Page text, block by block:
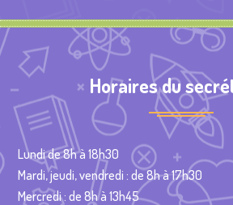
Horaires du
Lundi de 8h à 18h30
Mardi, jeudi, vendredi : de 8h à 17h30
Mercredi : de 8h à 13h45